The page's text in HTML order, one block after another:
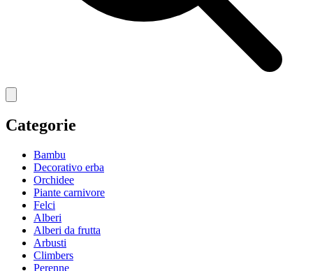
Categorie
Bambu
Decorativo erba
Orchidee
Piante carnivore
Felci
Alberi
Alberi da frutta
Arbusti
Climbers
Perenne